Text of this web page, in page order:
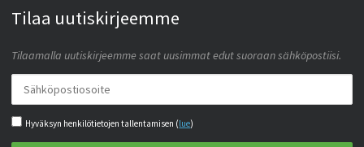
Tilaa uutiskirjeemme
Tilaamalla uutiskirjeemme saat uusimmat edut suoraan sähköpostiisi.
Hyväksyn henkilötietojen tallentamisen (lue)